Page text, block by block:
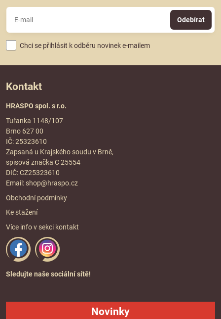
Odebírat
Chci se přihlásit k odběru novinek e-mailem
Kontakt
HRASPO spol. s r.o.
Tuřanka 1148/107
Brno 627 00
IČ: 25323610
Zapsaná u Krajského soudu v Brně,
spisová značka C 25554
DIČ: CZ25323610
Email: shop@hraspo.cz
Obchodní podmínky
Ke stažení
Více info v sekci kontakt
Sledujte naše sociální sítě!
Novinky